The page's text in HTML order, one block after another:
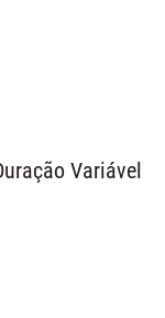
Variável